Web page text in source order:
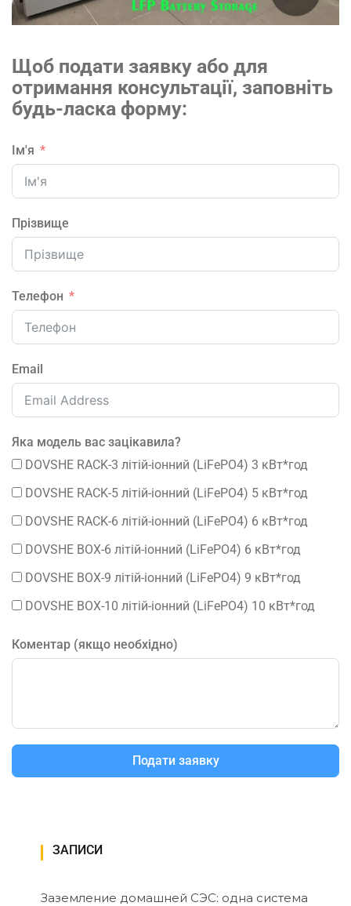
Щоб подати заявку або для
отримання консультації, заповніть
будь-ласка форму:
Ім'я
Прізвище
Телефон
Email
Яка модель вас зацікавила?
DOVSHE RACK-3 літій-іонний (LiFePO4) 3 кВт*год
DOVSHE RACK-5 літій-іонний (LiFePO4) 5 кВт*год
DOVSHE RACK-6 літій-іонний (LiFePO4) 6 кВт*год
DOVSHE BOX-6 літій-іонний (LiFePO4) 6 кВт*год
DOVSHE BOX-9 літій-іонний (LiFePO4) 9 кВт*год
DOVSHE BOX-10 літій-іонний (LiFePO4) 10 кВт*год
Коментар (якщо необхідно)
Подати заявку
ЗАПИСИ
Заземление домашней СЭС: одна система